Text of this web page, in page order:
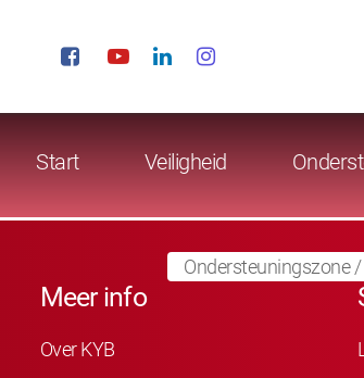
Start Veiligheid
Ondersteuningszone/
Meer info
Over KYB